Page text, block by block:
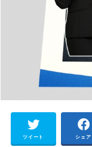
ツイート シェア